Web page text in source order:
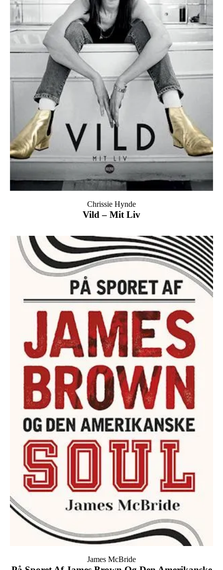
Vild – Mit Liv
Chrissie Hynde
James McBride